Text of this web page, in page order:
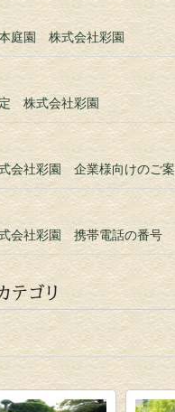
庭園 株式会社彩園
株式会社彩園
会社彩園 企業様向けのご
会社彩園 携帯電話の番号
テゴリ